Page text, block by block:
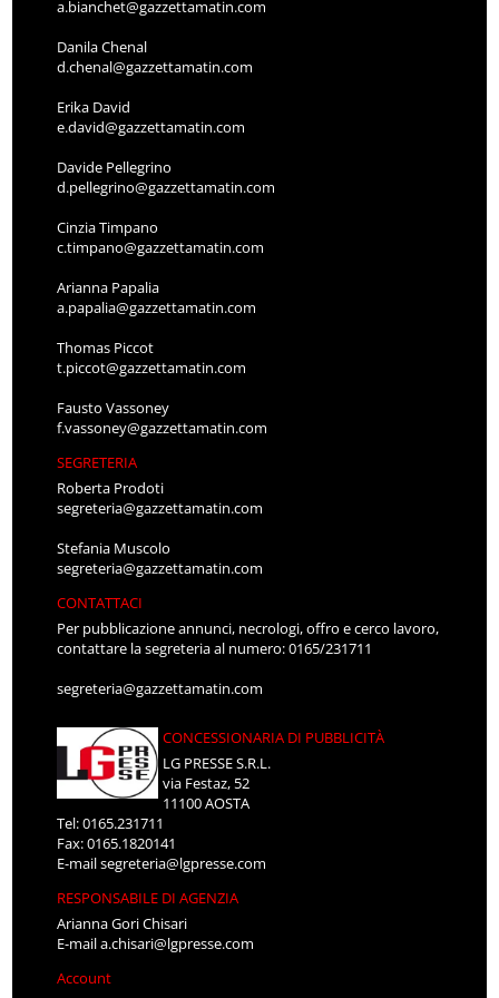
a.bianchet@gazzettamatin.com
Danila Chenal
d.chenal@gazzettamatin.com
Erika David
e.david@gazzettamatin.com
Davide Pellegrino
d.pellegrino@gazzettamatin.com
Cinzia Timpano
c.timpano@gazzettamatin.com
Arianna Papalia
a.papalia@gazzettamatin.com
Thomas Piccot
t.piccot@gazzettamatin.com
Fausto Vassoney
f.vassoney@gazzettamatin.com
SEGRETERIA
Roberta Prodoti
segreteria@gazzettamatin.com
Stefania Muscolo
segreteria@gazzettamatin.com
CONTATTACI
Per pubblicazione annunci, necrologi, offro e cerco lavoro,
contattare la segreteria al numero: 0165/231711
segreteria@gazzettamatin.com
CONCESSIONARIA DI PUBBLICITÀ
LG PRESSE S.R.L.
via Festaz, 52
11100 AOSTA
Tel: 0165.231711
Fax: 0165.1820141
E-mailsegreteria@lgpresse.com
RESPONSABILE DI AGENZIA
Arianna Gori Chisari
E-maila.chisari@lgpresse.com
Account